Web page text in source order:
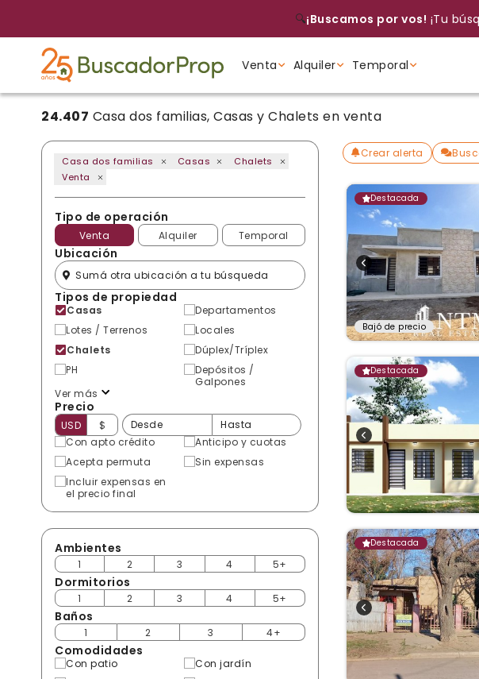
🔍¡Buscamos por vos! ¡Tu
Venta
Tipo de propiedad
Alquiler
Tipo de propiedad
Temporal
Tipo de propiedad
24.407 Casa dos familias, Casas y Chalets en venta
Casa dos familias Casas
Chalets
Venta
Tipo de operación
Venta Alquiler Temporal
Ubicación
Tipos de propiedad
Casas
Departamentos
Lotes / Terrenos
Locales
Chalets
Dúplex/Tríplex
PH
Depósitos /
Galpones
Ver más
Precio
USD
$
Con apto crédito
Anticipo y cuotas
Acepta permuta
Sin expensas
Incluir expensas en
el precio final
Ambientes
1 2 3 4 5+
Dormitorios
1 2 3 4 5+
Baños
1 2 3 4+
Comodidades
Con patio
Con jardín
Crear alerta
Destacada
Bajó de precio
Destacada
Destacada